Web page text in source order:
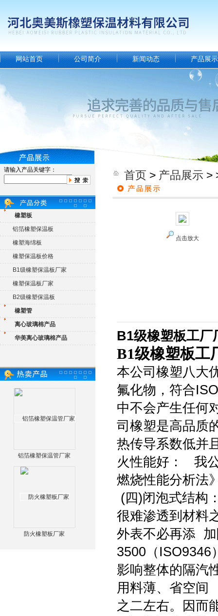
网站首页 公司简介 新闻动态 产品展示
请输入产品关键字：
橡塑板
铝箔橡塑保温板
橡塑海绵板
橡塑保温板价格
B1级橡塑保温板厂家
橡塑保温板厂家
B2级橡塑保温板
橡塑管
离心玻璃棉产品
华美离心玻璃棉产品
铝箔橡塑保温管厂家
防火橡塑板厂家
首页 > 产品展示 >
点击放大
B1级橡塑板工厂
B1级橡塑板工
本公司橡塑八大
氟化物，符合
中不会产生任何
司橡塑是高品质
热传导系数低并
火性能好： 我
燃烧性能分析法
(四)闭泡式结构
很难渗透到材料
外表不必再添
3500（
影响整体的隔汽
用料薄、省空间
之二左右。因而